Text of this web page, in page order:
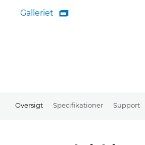
Galleriet
Galleriet

Oversigt Specifikationer Support